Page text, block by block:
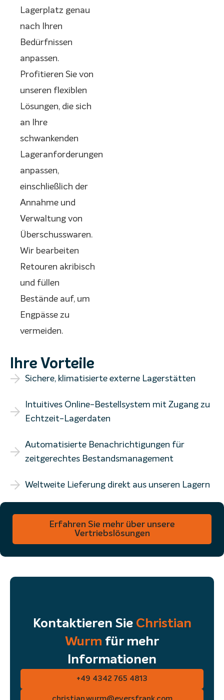
Lagerplatz genau
nach Ihren
Bedürfnissen
anpassen.
Profitieren Sie von
unseren flexiblen
Lösungen, die sich
an Ihre
schwankenden
Lageranforderungen
anpassen,
einschließlich der
Annahme und
Verwaltung von
Überschusswaren.
Wir bearbeiten
Retouren akribisch
und füllen
Bestände auf, um
Engpässe zu
vermeiden.
Ihre Vorteile
Sichere, klimatisierte externe Lagerstätten
Intuitives Online-Bestellsystem mit Zugang zu
Echtzeit-Lagerdaten
Automatisierte Benachrichtigungen für
zeitgerechtes Bestandsmanagement
Weltweite Lieferung direkt aus unseren Lagern
Erfahren Sie mehr über unsere
Vertriebslösungen
Kontaktieren Sie Christian
Wurm für mehr
Informationen
+49 4342 765 4813